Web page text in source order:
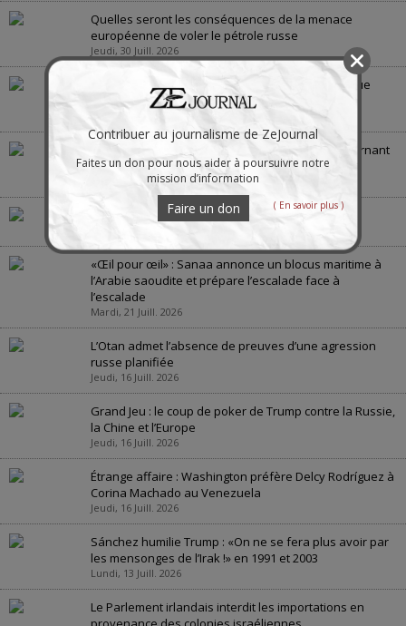
Quelles seront les conséquences de la menace
européenne de voler le pétrole russe
Jeudi, 30 Juill. 2026
La guerre en Ukraine : « la bataille de Crimée », vue
depuis la Crimée
La guerre des États-Unis contre l’Iran scelle le tournant
géopolitique
Jeudi, 23 Juill. 2026
Le sport mondial rouvre ses portes à la Russie
Jeudi, 23 Juill. 2026
«Œil pour œil» : Sanaa annonce un blocus maritime à
l’Arabie saoudite et prépare l’escalade face à
l’escalade
Mardi, 21 Juill. 2026
L’Otan admet l’absence de preuves d’une agression
russe planifiée
Jeudi, 16 Juill. 2026
Grand Jeu : le coup de poker de Trump contre la Russie,
la Chine et l’Europe
Jeudi, 16 Juill. 2026
Étrange affaire : Washington préfère Delcy Rodríguez à
Corina Machado au Venezuela
Jeudi, 16 Juill. 2026
Sánchez humilie Trump : «On ne se fera plus avoir par
les mensonges de l’Irak !» en 1991 et 2003
Lundi, 13 Juill. 2026
Le Parlement irlandais interdit les importations en
Contribuer au journalisme de ZeJournal
Faites un don pour nous aider à poursuivre notre
mission d’information
Faire un don ( En savoir plus )